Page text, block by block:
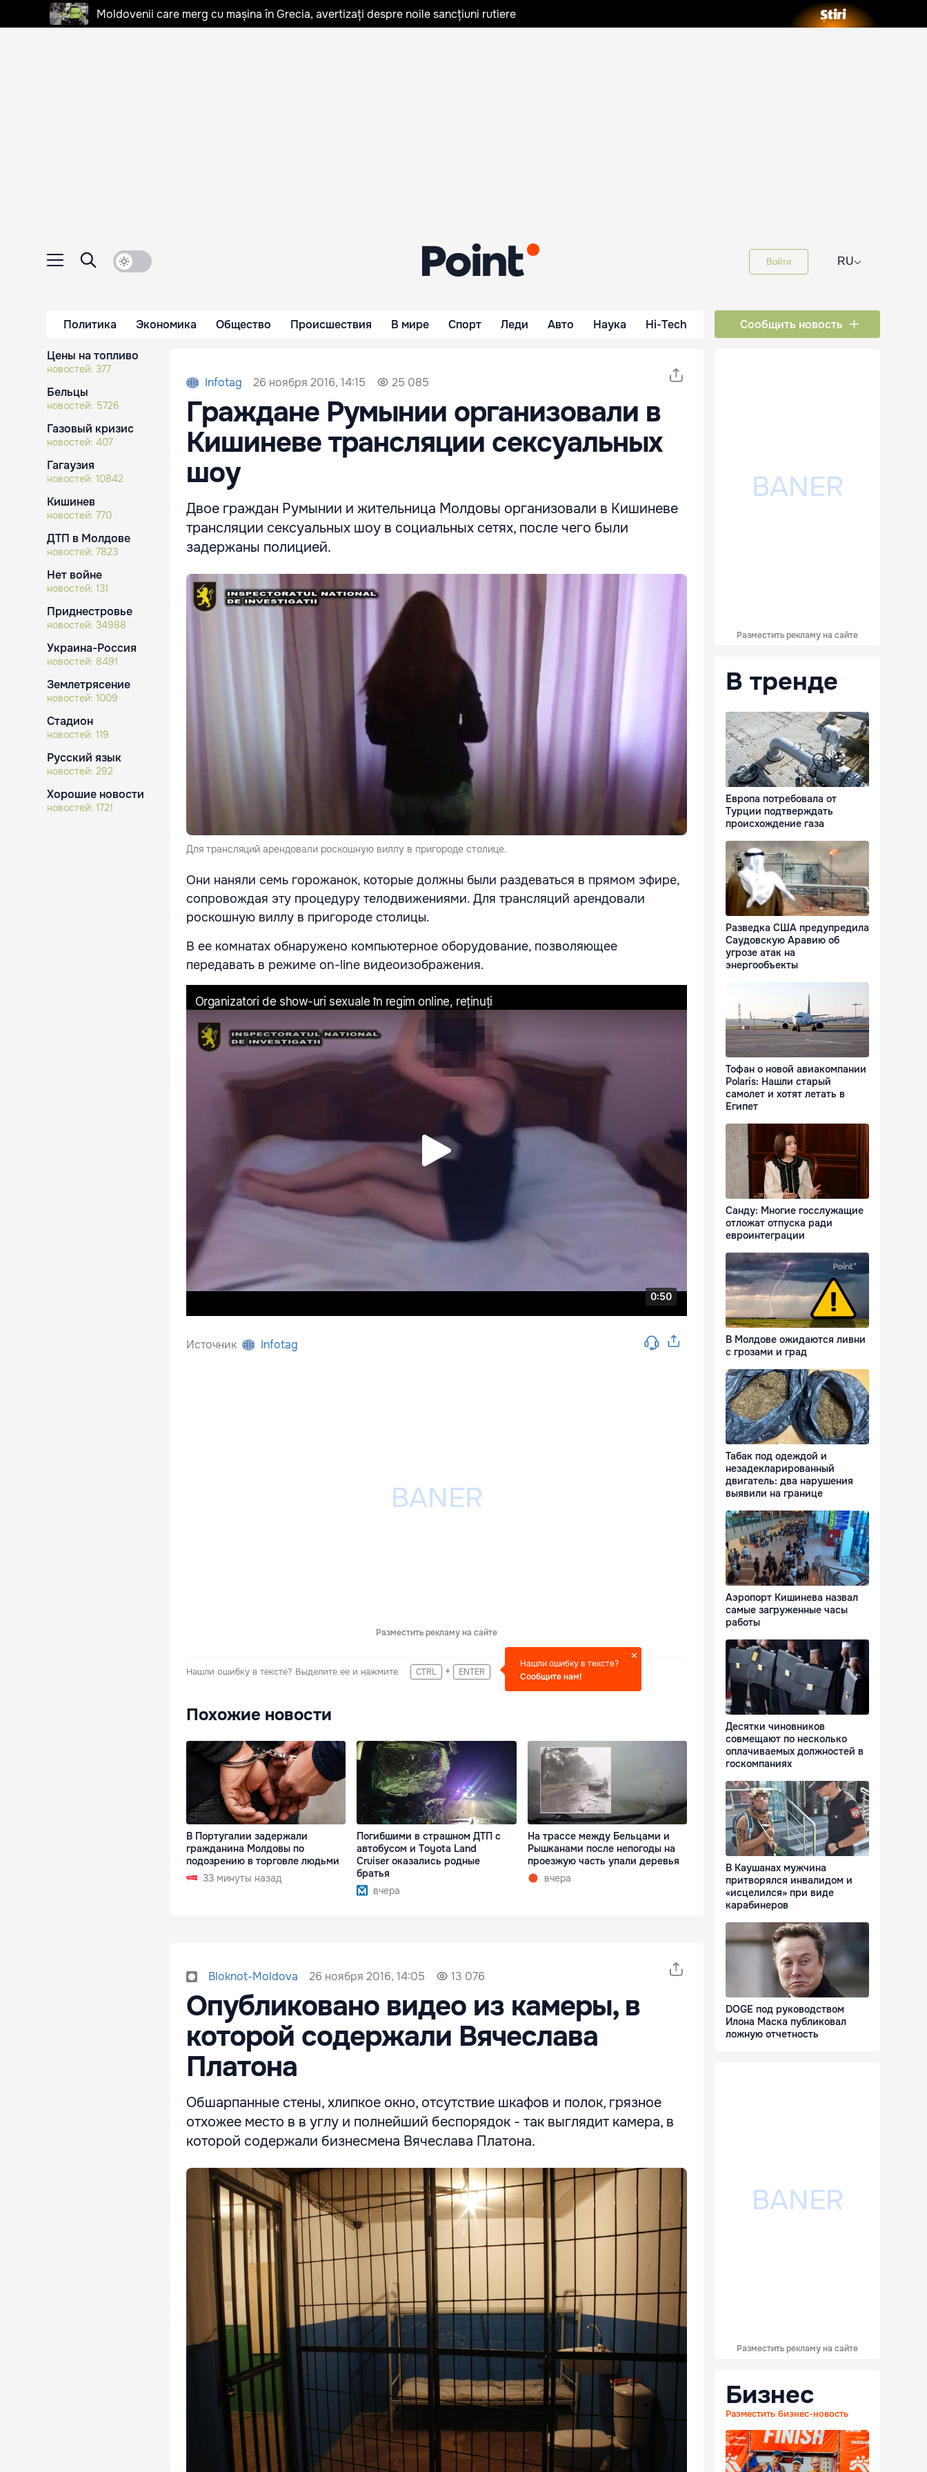
Moldovenii care merg cu mașina în Grecia, avertizați despre noile sancțiuni rutiere
Войти RU⌵
Политика Экономика Общество Происшествия В мире Спорт Леди Авто Наука Hi-Tech Сообщить новость
Цены на топливо
новостей: 377
Бельцы
новостей: 5726
Газовый кризис
новостей: 407
Гагаузия
новостей: 10842
Кишинев
новостей: 770
ДТП в Молдове
новостей: 7823
Нет войне
новостей: 131
Приднестровье
новостей: 34988
Украина-Россия
новостей: 8491
Землетрясение
новостей: 1009
Стадион
новостей: 119
Русский язык
новостей: 292
Хорошие новости
новостей: 1721
Infotag 26 ноября 2016, 14:15 25 085
Граждане Румынии организовали в
Кишиневе трансляции сексуальных
шоу
Двое граждан Румынии и жительница Молдовы организовали в Кишиневе
трансляции сексуальных шоу в социальных сетях, после чего были
задержаны полицией.
Для трансляций арендовали роскошную виллу в пригороде столице.
Они наняли семь горожанок, которые должны были раздеваться в прямом эфире,
сопровождая эту процедуру телодвижениями. Для трансляций арендовали
роскошную виллу в пригороде столицы.
В ее комнатах обнаружено компьютерное оборудование, позволяющее
передавать в режиме on-line видеоизображения.
Источник Infotag
Разместить рекламу на сайте
Нашли ошибку в тексте? Выделите ее и нажмите CTRL + ENTER
Нашли ошибку в тексте?
Сообщите нам!
Похожие новости
В Португалии задержали
гражданина Молдовы по
подозрению в торговле людьми
33 минуты назад
Погибшими в страшном ДТП с
автобусом и Toyota Land
Cruiser оказались родные
братья
вчера
На трассе между Бельцами и
Рышканами после непогоды на
проезжую часть упали деревья
вчера
Bloknot-Moldova 26 ноября 2016, 14:05 13 076
Опубликовано видео из камеры, в
которой содержали Вячеслава
Платона
Обшарпанные стены, хлипкое окно, отсутствие шкафов и полок, грязное
отхожее место в в углу и полнейший беспорядок - так выглядит камера, в
которой содержали бизнесмена Вячеслава Платона.
Разместить рекламу на сайте
В тренде
Европа потребовала от
Турции подтверждать
происхождение газа
Разведка США предупредила
Саудовскую Аравию об
угрозе атак на
энергообъекты
Тофан о новой авиакомпании
Polaris: Нашли старый
самолет и хотят летать в
Египет
Санду: Многие госслужащие
отложат отпуска ради
евроинтеграции
В Молдове ожидаются ливни
с грозами и град
Табак под одеждой и
незадекларированный
двигатель: два нарушения
выявили на границе
Аэропорт Кишинева назвал
самые загруженные часы
работы
Десятки чиновников
совмещают по несколько
оплачиваемых должностей в
госкомпаниях
В Каушанах мужчина
притворялся инвалидом и
«исцелился» при виде
карабинеров
DOGE под руководством
Илона Маска публиковал
ложную отчетность
Разместить рекламу на сайте
Бизнес
Разместить бизнес-новость